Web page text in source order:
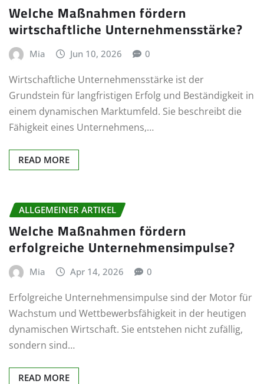
Welche Maßnahmen fördern
wirtschaftliche Unternehmensstärke?
Mia Jun 10, 2026 0
Wirtschaftliche Unternehmensstärke ist der
Grundstein für langfristigen Erfolg und Beständigkeit in
einem dynamischen Marktumfeld. Sie beschreibt die
Fähigkeit eines Unternehmens,…
READ MORE
ALLGEMEINER ARTIKEL
Welche Maßnahmen fördern
erfolgreiche Unternehmensimpulse?
Mia Apr 14, 2026 0
Erfolgreiche Unternehmensimpulse sind der Motor für
Wachstum und Wettbewerbsfähigkeit in der heutigen
dynamischen Wirtschaft. Sie entstehen nicht zufällig,
sondern sind…
READ MORE